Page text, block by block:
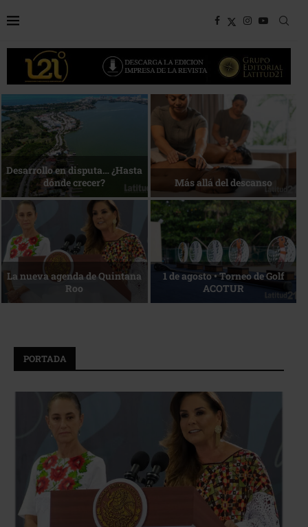
Bottega, un viaje servido a la
mesa
Energía que Impulsa la
competitividad
Reconocimiento de viajeros La esencia del servicio
PORTADA